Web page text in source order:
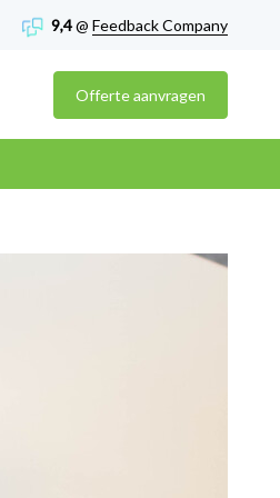
9,4@ Feedback Company
Offerte aanvragen